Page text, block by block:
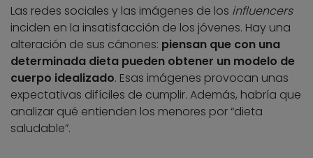
Las redes sociales y las imágenes de los influencers
inciden en la insatisfacción de los jóvenes. Hay una
alteración de sus cánones: piensan que con una
determinada dieta pueden obtener un modelo de
cuerpo idealizado. Esas imágenes provocan unas
expectativas difíciles de cumplir. Además, habría que
analizar qué entienden los menores por “dieta
saludable”.